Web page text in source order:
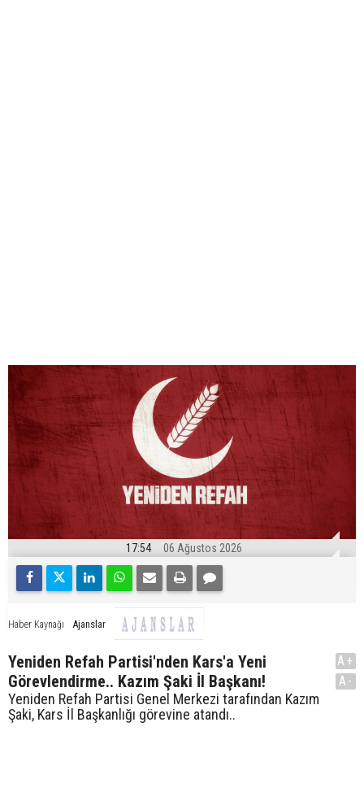
17:54 06 Ağustos 2026
Haber Kaynağı Ajanslar
Yeniden Refah Partisi'nden Kars'a Yeni
Görevlendirme.. Kazım Şaki İl Başkanı!
Yeniden Refah Partisi Genel Merkezi tarafından Kazım
Şaki, Kars İl Başkanlığı görevine atandı..
A+
A-